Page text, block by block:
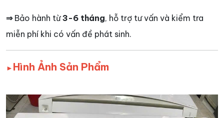
⇒ Bảo hành từ3-6 tháng, hỗ trợ tư vấn và kiểm tra
miễn phí khi có vấn đề phát sinh.
► Hình Ảnh Sản Phẩm